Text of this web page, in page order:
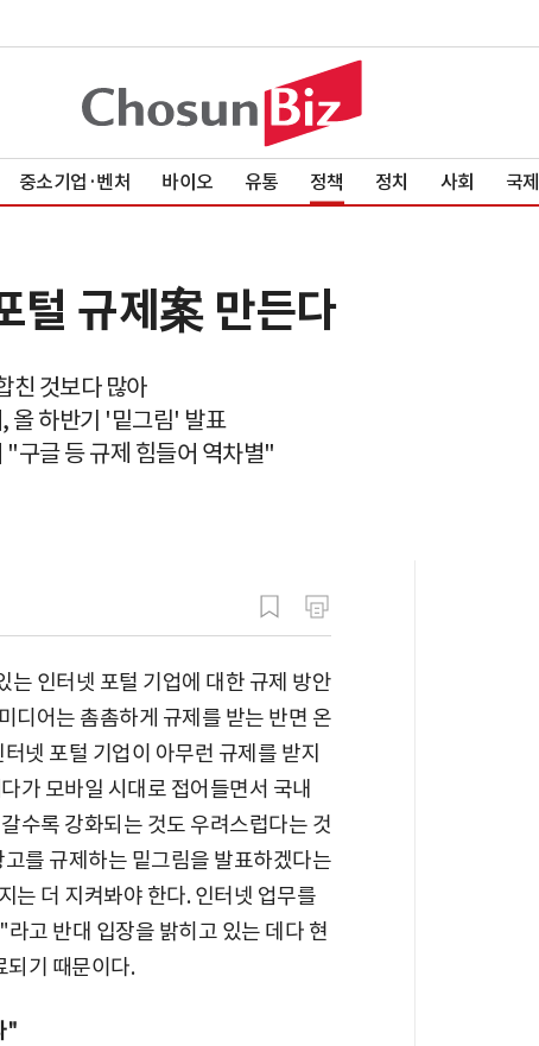
중소기업·벤처 바이오 유통 정책 정치 사회 국제
털 규제案 만든다
친 것보다 많아
올 하반기 '밑그림' 발표
구글 등 규제 힘들어 역차별"
인터넷 포털 기업에 대한 규제 방안
디어는 촘촘하게 규제를 받는 반면 온
넷 포털 기업이 아무런 규제를 받지
가 모바일 시대로 접어들면서 국내
수록 강화되는 것도 우려스럽다는 것
를 규제하는 밑그림을 발표하겠다는
는 더 지켜봐야 한다. 인터넷 업무를
고 반대 입장을 밝히고 있는 데다 현
되기 때문이다.
"